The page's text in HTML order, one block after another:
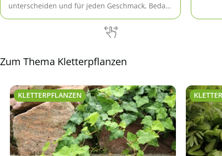
unterscheiden und für jeden Geschmack, Bedarf
Zum Thema Kletterpflanzen
KLETTERPFLANZEN